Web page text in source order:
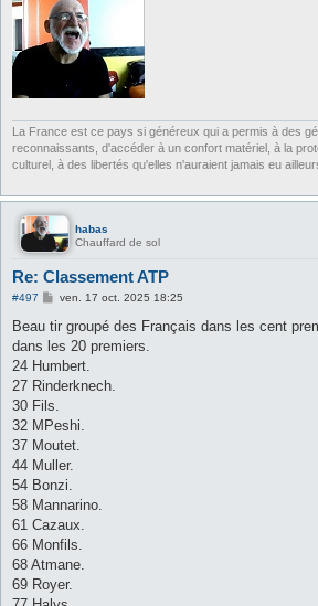
La France est ce pays si généreux qui a permis à des
reconnaissants, d'accéder à un confort matériel, à la
culturel, à des libertés qu'elles n'auraient jamais eu
habas
Chauffard de sol
Re: Classement ATP
#497
M
s
a
g
ven. 17 oct. 2025 18:25
Beau tir groupé des Français dans les cent
dans les 20 premiers.
24 Humbert.
27 Rinderknech.
30 Fils.
32 MPeshi.
37 Moutet.
44 Muller.
54 Bonzi.
58 Mannarino.
61 Cazaux.
66 Monfils.
68 Atmane.
69 Royer.